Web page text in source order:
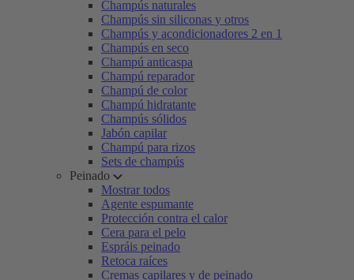
Champús naturales
Champús sin siliconas y otros
Champús y acondicionadores 2 en 1
Champús en seco
Champú anticaspa
Champú reparador
Champú de color
Champú hidratante
Champús sólidos
Jabón capilar
Champú para rizos
Sets de champús
Peinado
Mostrar todos
Agente espumante
Protección contra el calor
Cera para el pelo
Espráis peinado
Retoca raíces
Cremas capilares y de peinado